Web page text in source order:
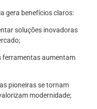
gera benefícios claros:
soluções inovadoras
ferramentas aumentam
pioneiras se tornam
modernidade;